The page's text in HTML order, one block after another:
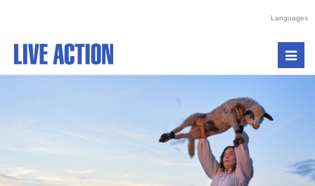
Languages